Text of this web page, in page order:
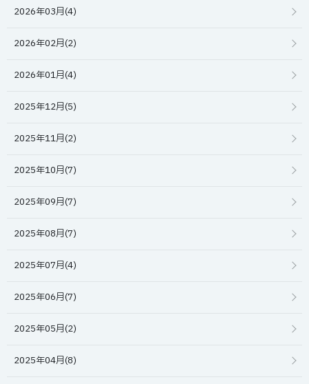
2026年03月(4)
2026年02月(2)
2026年01月(4)
2025年12月(5)
2025年11月(2)
2025年10月(7)
2025年09月(7)
2025年08月(7)
2025年07月(4)
2025年06月(7)
2025年05月(2)
2025年04月(8)